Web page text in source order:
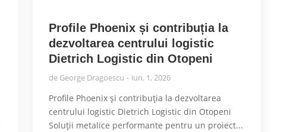
Profile Phoenix și contribuția la
dezvoltarea centrului logistic
Dietrich Logistic din Otopeni
de George Dragoescu iun. 1, 2026
Profile Phoenix și contribuția la dezvoltarea
centrului logistic Dietrich Logistic din Otopeni
Soluții metalice performante pentru un proiect...